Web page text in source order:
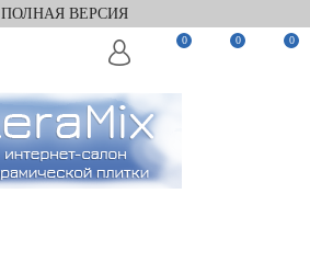
ПОЛНАЯ ВЕРСИЯ
0 0 0